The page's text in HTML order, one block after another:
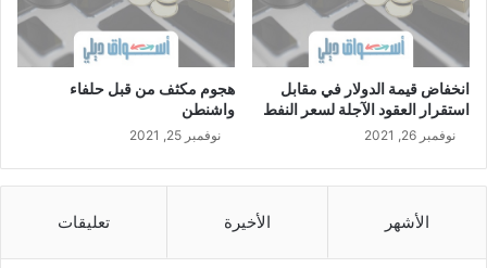
انخفاض قيمة الدولار في مقابل
استقرار العقود الآجلة لسعر النفط
نوفمبر 26, 2021
هجوم مكثف من قبل حلفاء
واشنطن
نوفمبر 25, 2021
الأشهر الأخيرة تعليقات